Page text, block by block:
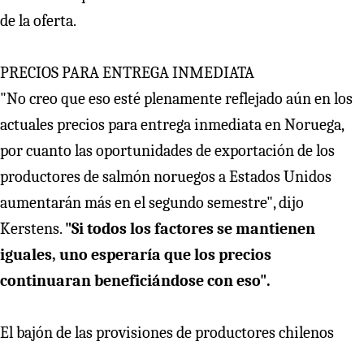
de la oferta.
PRECIOS PARA ENTREGA INMEDIATA
"No creo que eso esté plenamente reflejado aún en los
actuales precios para entrega inmediata en Noruega,
por cuanto las oportunidades de exportación de los
productores de salmón noruegos a Estados Unidos
aumentarán más en el segundo semestre", dijo
Kerstens. "Si todos los factores se mantienen
iguales, uno esperaría que los precios
continuaran beneficiándose con eso".
El bajón de las provisiones de productores chilenos